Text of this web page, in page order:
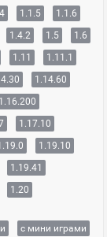
1.1.5
1.1.6
1.4.2 1.5
1.6
1.11
1.11.1
1.14.60
1.16.200
1.17.10
1.19.10
1.19.41
1.20
с мини играми